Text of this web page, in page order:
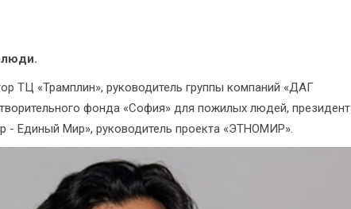
люди.
ТЦ «Трамплин», руководитель группы компаний «ДАГ
фонда «София» для пожилых людей, президент
- Единый Мир», руководитель проекта «ЭТНОМИР».